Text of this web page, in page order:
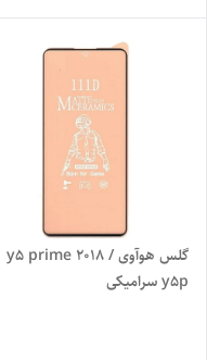
گلس هوآوی y5 prime 2018 /
y5p سرامیکی